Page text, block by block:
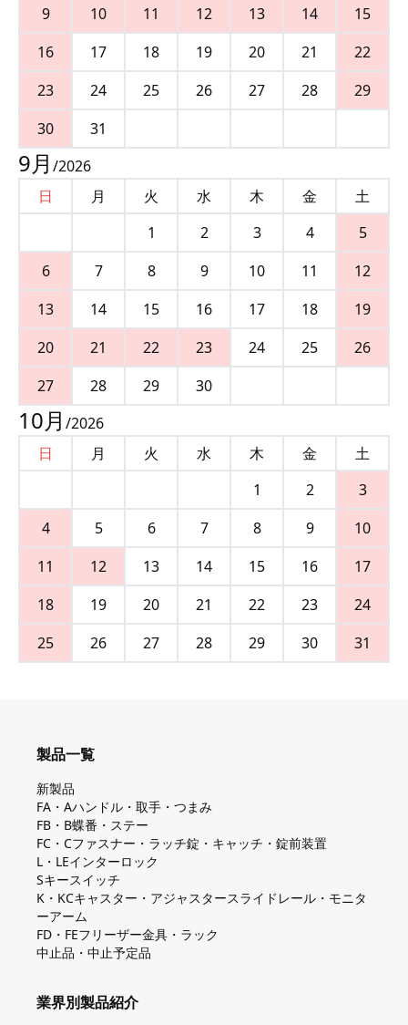
9
10 11 12 13 14
15
16
17 18 19 20 21
22
23
24 25 26 27 28
29
30
31
9月 /2026
日
月 火 水 木 金
土
1
2 3 4
5
6
7 8 9 10 11
12
13
14 15 16 17 18
19
20
21 22 23 24 25
26
27
28 29 30
10月 /2026
日
月 火 水 木 金
土
1
2
3
4
5 6 7 8 9
10
11
12 13 14 15 16
17
18
19 20 21 22 23
24
25
26 27 28 29 30 31
製品一覧
新製品
FA・Aハンドル・取手・つまみ
FB・B蝶番・ステー
FC・Cファスナー・ラッチ錠・キャッチ・錠前装置
L・LEインターロック
Sキースイッチ
K・KCキャスター・アジャスタースライドレール・モニタ
ーアーム
FD・FEフリーザー金具・ラック
中止品・中止予定品
業界別製品紹介